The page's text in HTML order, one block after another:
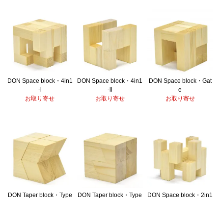
DON Space block・4in1
-i
お取り寄せ
DON Space block・4in1
-ii
お取り寄せ
DON Space block・Gat
e
お取り寄せ
DON Taper block・Type
DON Taper block・Type
DON Space block・2in1